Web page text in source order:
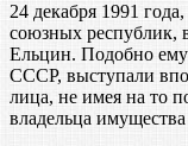
24 декабря 1991
союзных республик,
Ельцин. Подобно ему
СССР, выступали
лица, не имея на то
владельца